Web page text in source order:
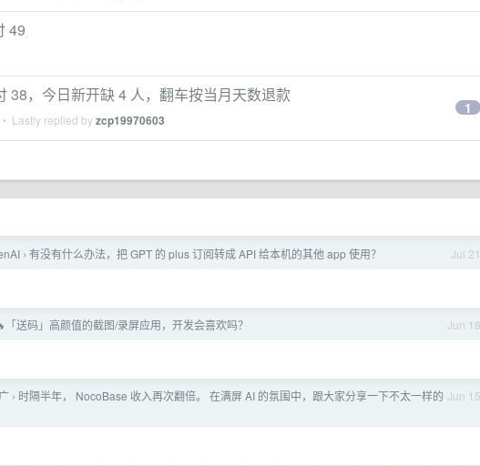
49
，今日新开缺 4 人，翻车按当月天数退款
• Lastly replied byzcp19970603
1
Jul 21
› 有没有什么办法，把 GPT 的 plus 订阅转成 API 给本机的其他 app 使用？
Jun 18
「送码」高颜值的截图/录屏应用，开发会喜欢吗？
Jun 15
› 时隔半年， NocoBase 收入再次翻倍。 在满屏 AI 的氛围中，跟大家分享一下不太一样的